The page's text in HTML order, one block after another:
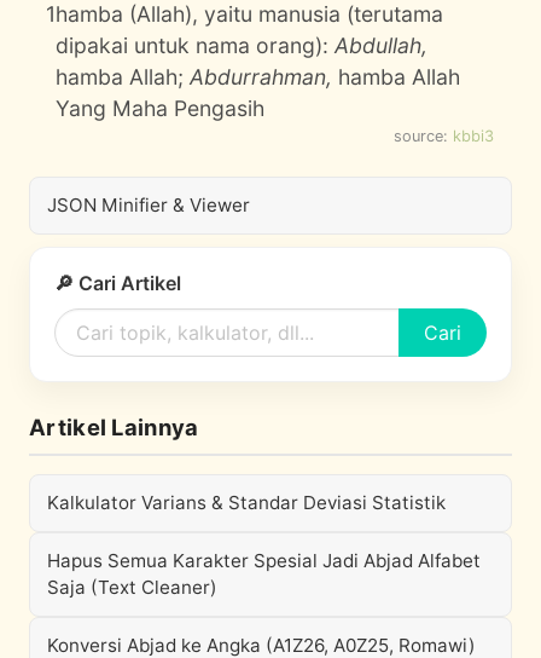
1hamba (Allah), yaitu manusia (terutama
dipakai untuk nama orang):Abdullah,
hamba Allah;Abdurrahman, hamba Allah
Yang Maha Pengasih
source: kbbi3
JSON Minifier & Viewer
🔎 Cari Artikel
Cari
Artikel Lainnya
Kalkulator Varians & Standar Deviasi Statistik
Hapus Semua Karakter Spesial Jadi Abjad Alfabet
Saja (Text Cleaner)
Konversi Abjad ke Angka (A1Z26, A0Z25, Romawi)